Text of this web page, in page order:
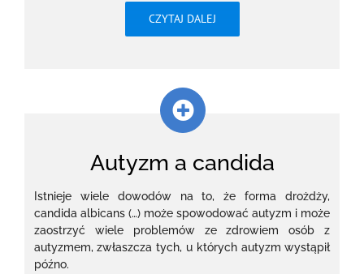
CZYTAJ DALEJ
Autyzm a candida
Istnieje wiele dowodów na to, że forma drożdży,
candida albicans (…) może spowodować autyzm i może
zaostrzyć wiele problemów ze zdrowiem osób z
autyzmem, zwłaszcza tych, u których autyzm wystąpił
późno.